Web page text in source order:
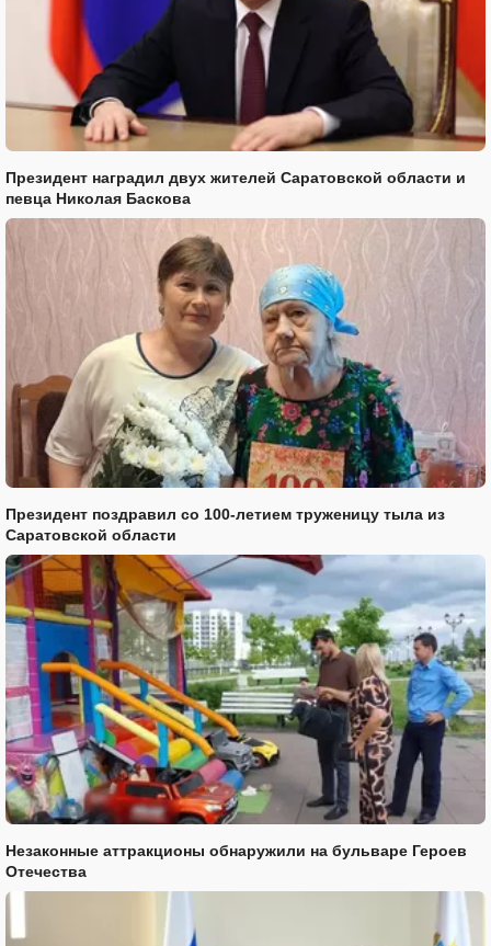
Президент наградил двух жителей Саратовской области и
певца Николая Баскова
Президент поздравил со 100-летием труженицу тыла из
Саратовской области
Незаконные аттракционы обнаружили на бульваре Героев
Отечества